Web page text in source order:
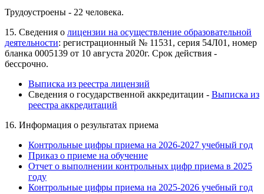
Трудоустроены - 22 человека.
15. Сведения о лицензии на осуществление образовательной
деятельности: регистрационный № 11531, серия 54Л01, номер
бланка 0005139 от 10 августа 2020г. Срок действия -
бессрочно.
Выписка из реестра лицензий
Сведения о государственной аккредитации - Выписка из
реестра аккредитаций
16. Информация о результатах приема
Контрольные цифры приема на 2026-2027 учебный год
Приказ о приеме на обучение
Отчет о выполнении контрольных цифр приема в 2025
году
Контрольные цифры приема на 2025-2026 учебный год